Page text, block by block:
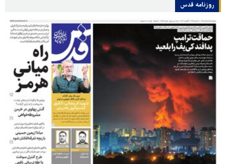
روزنامه قدس